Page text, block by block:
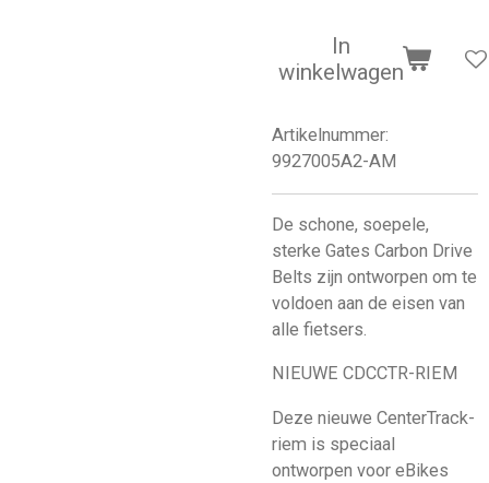
In
winkelwagen
Artikelnummer:
9927005A2-AM
De schone, soepele,
sterke Gates Carbon Drive
Belts zijn ontworpen om te
voldoen aan de eisen van
alle fietsers.
NIEUWE CDCCTR-RIEM
Deze nieuwe CenterTrack-
riem is speciaal
ontworpen voor eBikes